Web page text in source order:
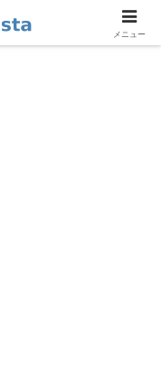
メニュー